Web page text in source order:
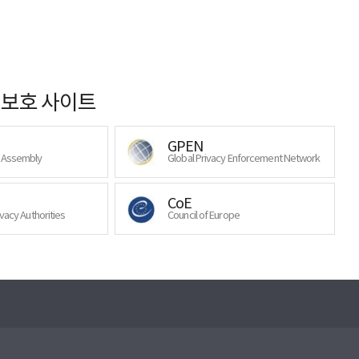
호 사이트
GPEN
Global Privacy Enforcement Network
Authorities
CoE
Council of Europe